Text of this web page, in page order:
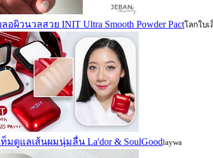
อผิวนวลสวย INIT Ultra Smooth Powder Pactโลกใบ
มดูแลเส้นผมนุ่มลื่น La'dor & SoulGoodlaywa